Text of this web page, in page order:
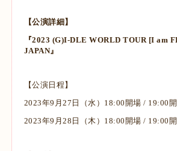
【公演詳細】
『2023 (G)I-DLE WORLD TOUR [I am
JAPAN』
【公演日程】
2023年9月27日（水）18:00開場 / 19:00
2023年9月28日（木）18:00開場 / 19:00